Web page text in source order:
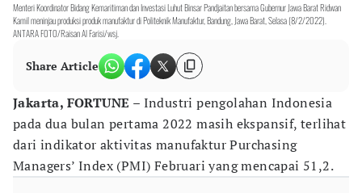
Menteri Koordinator Bidang Kemaritiman dan Investasi Luhut Binsar Pandjaitan bersama Gubernur Jawa Barat Ridwan
Kamil meninjau produksi produk manufaktur di Politeknik Manufaktur, Bandung, Jawa Barat, Selasa (8/2/2022).
ANTARA FOTO/Raisan Al Farisi/wsj.
Share Article
Jakarta, FORTUNE – Industri pengolahan Indonesia
pada dua bulan pertama 2022 masih ekspansif, terlihat
dari indikator aktivitas manufaktur Purchasing
Managers’ Index (PMI) Februari yang mencapai 51,2.